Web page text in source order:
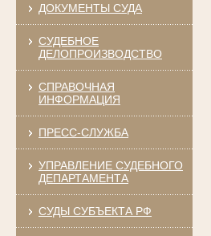
ДОКУМЕНТЫ СУДА
СУДЕБНОЕ
ДЕЛОПРОИЗВОДСТВО
СПРАВОЧНАЯ
ИНФОРМАЦИЯ
ПРЕСС-СЛУЖБА
УПРАВЛЕНИЕ СУДЕБНОГО
ДЕПАРТАМЕНТА
СУДЫ СУБЪЕКТА РФ